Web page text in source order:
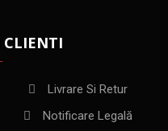
Livrare Si Retur
Notificare Legală